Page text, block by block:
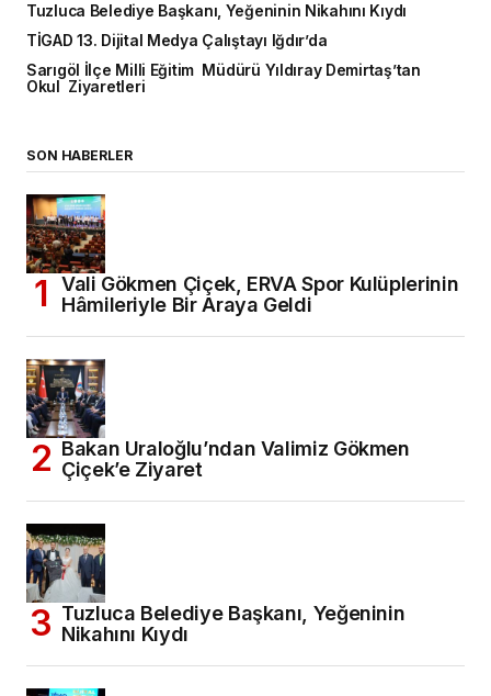
Tuzluca Belediye Başkanı, Yeğeninin Nikahını Kıydı
TİGAD 13. Dijital Medya Çalıştayı Iğdır’da
Sarıgöl İlçe Milli Eğitim Müdürü Yıldıray Demirtaş’tan
Okul Ziyaretleri
SON HABERLER
Vali Gökmen Çiçek, ERVA Spor Kulüplerinin
Hâmileriyle Bir Araya Geldi
Bakan Uraloğlu’ndan Valimiz Gökmen
Çiçek’e Ziyaret
Tuzluca Belediye Başkanı, Yeğeninin
Nikahını Kıydı